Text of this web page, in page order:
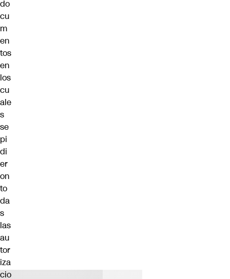
do
cu
m
en
tos
en
los
cu
ale
s
se
pi
di
er
on
to
da
s
las
au
tor
iza
cio